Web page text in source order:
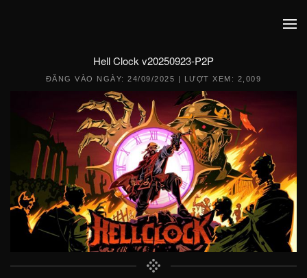
Hell Clock v20250923-P2P
ĐĂNG VÀO NGÀY:24/09/2025 | LƯỢT XEM: 2,009